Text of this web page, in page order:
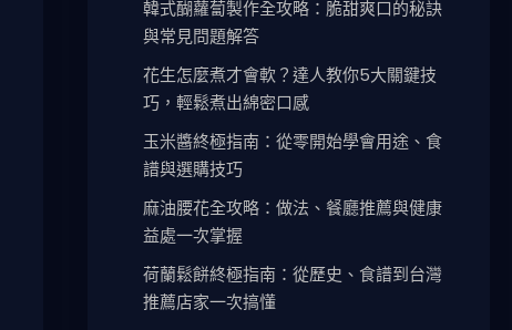
韓式醐蘿蔔製作全攻略：脆甜爽口的秘訣
與常見問題解答
花生怎麼煮才會軟？達人教你5大關鍵技
巧，輕鬆煮出綿密口感
玉米醬終極指南：從零開始學會用途、食
譜與選購技巧
麻油腰花全攻略：做法、餐廳推薦與健康
益處一次掌握
荷蘭鬆餅終極指南：從歷史、食譜到台灣
推薦店家一次搞懂